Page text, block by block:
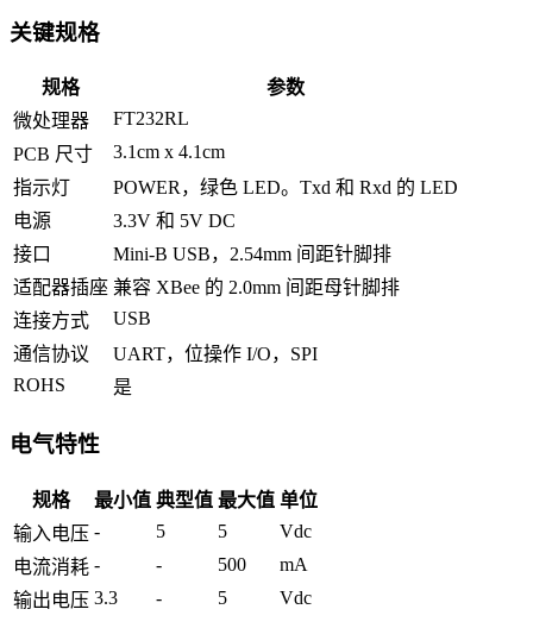
关键规格
规格
参数
微处理器
FT232RL
PCB 尺寸
3.1cm x 4.1cm
指示灯
POWER，绿色 LED。Txd 和 Rxd 的 LED
电源
3.3V 和 5V DC
接口
Mini-B USB，2.54mm 间距针脚排
适配器插座 兼容 XBee 的 2.0mm 间距母针脚排
连接方式
USB
通信协议
UART，位操作 I/O，SPI
ROHS
是
电气特性
规格 最小值 典型值 最大值 单位
输入电压 - 5 5
Vdc
电流消耗 - - 500
mA
输出电压 3.3 - 5 Vdc